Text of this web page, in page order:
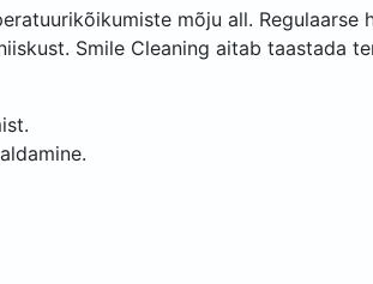
mõju all. Regulaarse
Smile Cleaning aitab taastada